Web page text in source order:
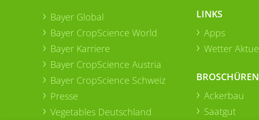
Bayer Global
Bayer CropScience World
Bayer Karriere
Bayer CropScience Austria
Bayer CropScience Schweiz
Presse
Vegetables Deutschland
LINKS
Apps
Wetter
BROSCHÜREN
Ackerbau
Saatgut